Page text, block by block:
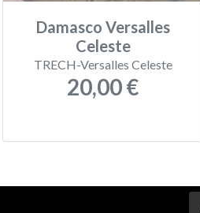
Damasco Versalles
Celeste
TRECH-Versalles Celeste
20,00 €